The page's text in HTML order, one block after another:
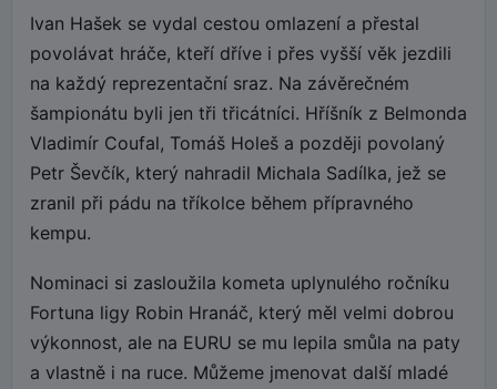
Ivan Hašek se vydal cestou omlazení a přestal
povolávat hráče, kteří dříve i přes vyšší věk jezdili
na každý reprezentační sraz. Na závěrečném
šampionátu byli jen tři třicátníci. Hříšník z Belmonda
Vladimír Coufal, Tomáš Holeš a později povolaný
Petr Ševčík, který nahradil Michala Sadílka, jež se
zranil při pádu na tříkolce během přípravného
kempu.
Nominaci si zasloužila kometa uplynulého ročníku
Fortuna ligy Robin Hranáč, který měl velmi dobrou
výkonnost, ale na EURU se mu lepila smůla na paty
a vlastně i na ruce. Můžeme jmenovat další mladé